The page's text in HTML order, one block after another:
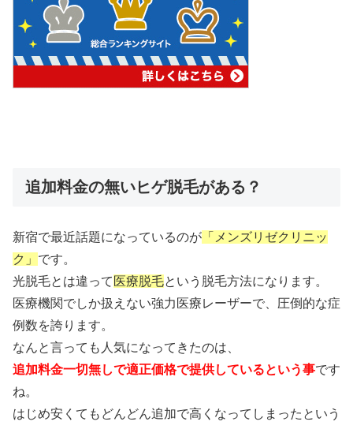
追加料金の無いヒゲ脱毛がある？
新宿で最近話題になっているのが 「メンズリゼクリニッ
ク」 です。
光脱毛とは違って 医療脱毛という脱毛方法になります。
医療機関でしか扱えない強力医療レーザーで、圧倒的な症
例数を誇ります。
なんと言っても人気になってきたのは、
追加料金一切無しで適正価格で提供しているという事です
ね。
はじめ安くてもどんどん追加で高くなってしまったという